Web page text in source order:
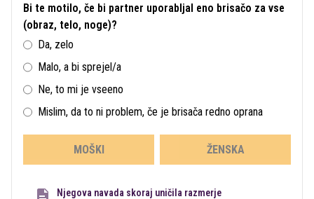
Bi te motilo, če bi partner uporabljal eno brisačo za vse
(obraz, telo, noge)?
Da, zelo
Malo, a bi sprejel/a
Ne, to mi je vseeno
Mislim, da to ni problem, če je brisača redno oprana
MOŠKI ŽENSKA
Njegova navada skoraj uničila razmerje